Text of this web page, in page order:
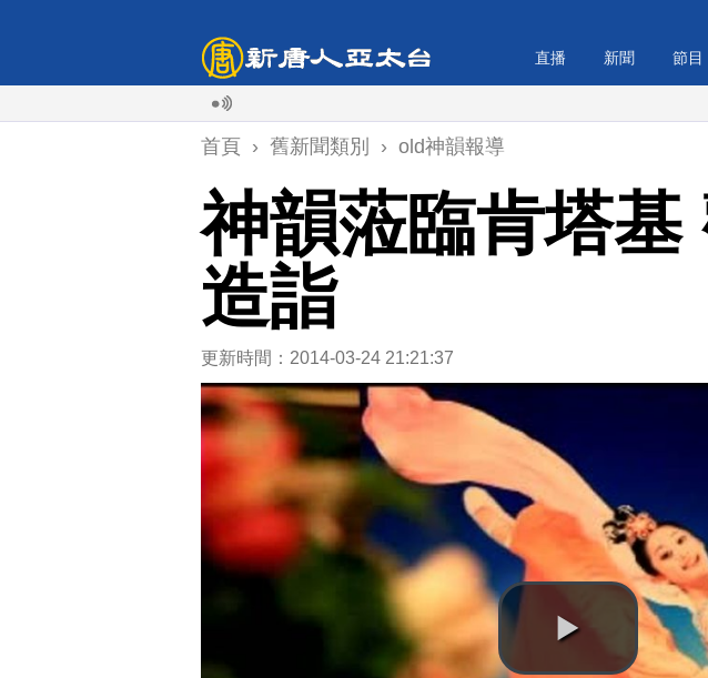
直播 新聞 節目
首頁 › 舊新聞類別 › old神韻報導
神韻蒞臨肯塔
造詣
更新時間：2014-03-24 21:21:37